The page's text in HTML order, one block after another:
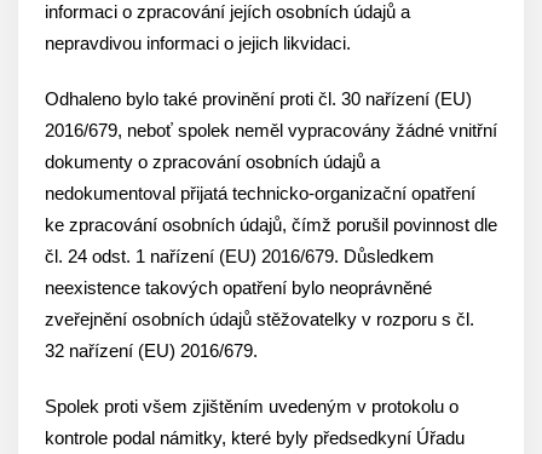
informaci o zpracování jejích osobních údajů a
nepravdivou informaci o jejich likvidaci.
Odhaleno bylo také provinění proti čl. 30 nařízení (EU)
2016/679, neboť spolek neměl vypracovány žádné vnitřní
dokumenty o zpracování osobních údajů a
nedokumentoval přijatá technicko-organizační opatření
ke zpracování osobních údajů, čímž porušil povinnost dle
čl. 24 odst. 1 nařízení (EU) 2016/679. Důsledkem
neexistence takových opatření bylo neoprávněné
zveřejnění osobních údajů stěžovatelky v rozporu s čl.
32 nařízení (EU) 2016/679.
Spolek proti všem zjištěním uvedeným v protokolu o
kontrole podal námitky, které byly předsedkyní Úřadu